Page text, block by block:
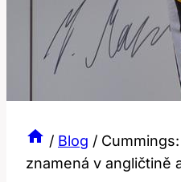
/ Blog /
znamená v angličtině